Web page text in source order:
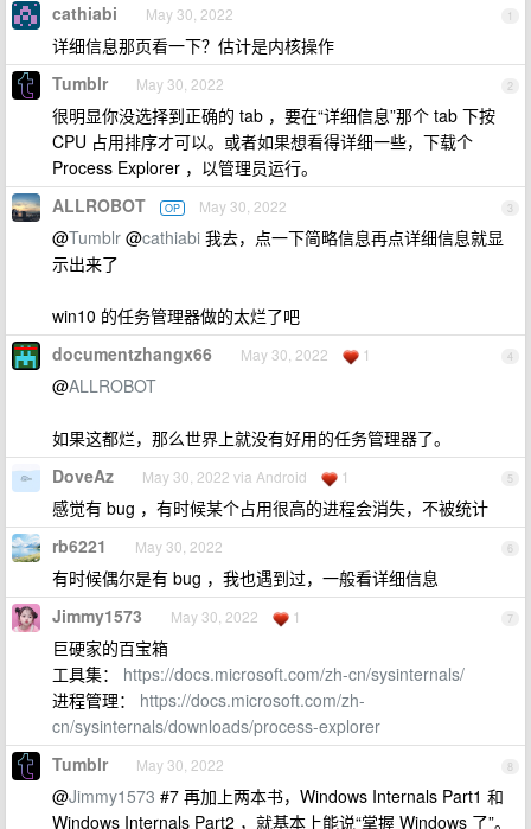
1
cathiabi May 30, 2022
详细信息那页看一下？估计是内核操作
2
Tumblr May 30, 2022
很明显你没选择到正确的 tab ，要在“详细信息”那个 tab 下按
CPU 占用排序才可以。或者如果想看得详细一些，下载个
Process Explorer ，以管理员运行。
3
ALLROBOT OP May 30, 2022
@Tumblr @cathiabi 我去，点一下简略信息再点详细信息就显
示出来了
win10 的任务管理器做的太烂了吧
4
documentzhangx66 May 30, 2022 1
@ALLROBOT
如果这都烂，那么世界上就没有好用的任务管理器了。
5
DoveAz May 30, 2022 via Android 1
感觉有 bug ，有时候某个占用很高的进程会消失，不被统计
6
rb6221 May 30, 2022
有时候偶尔是有 bug ，我也遇到过，一般看详细信息
7
Jimmy1573 May 30, 2022 1
巨硬家的百宝箱
工具集： https://docs.microsoft.com/zh-cn/sysinternals/
进程管理： https://docs.microsoft.com/zh-
cn/sysinternals/downloads/process-explorer
8
Tumblr May 30, 2022
@Jimmy1573 #7 再加上两本书，Windows Internals Part1 和
Windows Internals Part2 ，就基本上能说“掌握 Windows 了”。